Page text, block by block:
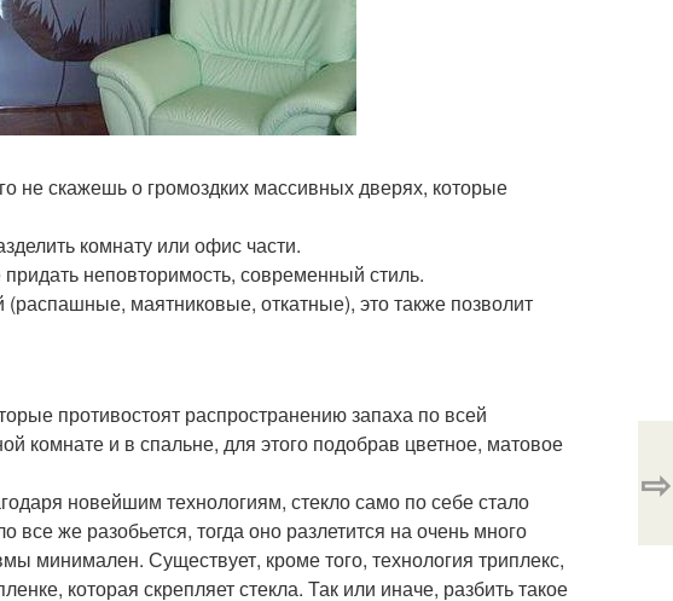
не скажешь о громоздких массивных дверях, которые
комнату или офис части.
неповторимость, современный стиль.
(распашные, маятниковые, откатные), это также позволит
противостоят распространению запаха по всей
комнате и в спальне, для этого подобрав цветное, матовое
новейшим технологиям, стекло само по себе стало
все же разобьется, тогда оно разлетится на очень много
минимален. Существует, кроме того, технология триплекс,
которая скрепляет стекла. Так или иначе, разбить такое
⇨